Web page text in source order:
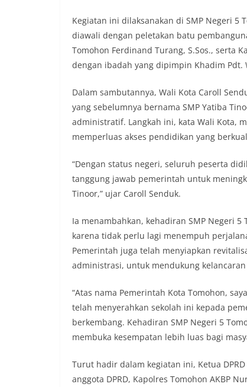
Kegiatan ini dilaksanakan di SMP Negeri 5
diawali dengan peletakan batu
Tomohon Ferdinand Turang, S.Sos., serta
dengan ibadah yang dipimpin Khadim Pdt.
Dalam sambutannya, Wali Kota Caroll
yang sebelumnya bernama SMP Yatiba
administratif. Langkah ini, kata Wali Kota,
memperluas akses pendidikan yang
“Dengan status negeri, seluruh peserta
tanggung jawab pemerintah untuk
Tinoor,” ujar Caroll Senduk.
Ia menambahkan, kehadiran SMP Negeri
karena tidak perlu lagi menempuh
Pemerintah juga telah menyiapkan
administrasi, untuk mendukung
“Atas nama Pemerintah Kota Tomohon,
telah menyerahkan sekolah ini kepada
berkembang. Kehadiran SMP Negeri 5
membuka kesempatan lebih luas bagi
Turut hadir dalam kegiatan ini, Ketua
anggota DPRD, Kapolres Tomohon AKBP